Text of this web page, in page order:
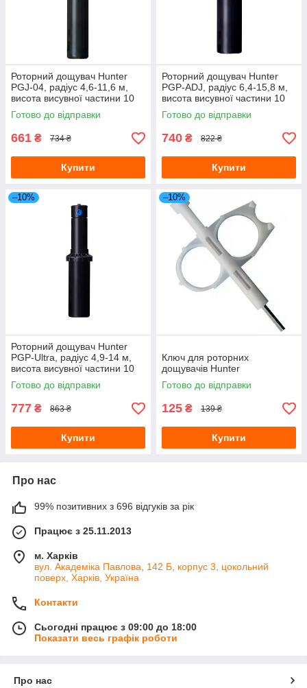
Роторний дощувач Hunter
PGJ-04, радіус 4,6-11,6 м,
висота висувної частини 10
см
Готово до відправки
661 ₴ 734 ₴
Купити
Роторний дощувач Hunter
PGP-ADJ, радіус 6,4-15,8 м,
висота висувної частини 10
см
Готово до відправки
740 ₴ 822 ₴
Купити
–10%
Роторний дощувач Hunter
PGP-Ultra, радіус 4,9-14 м,
висота висувної частини 10
см
Готово до відправки
777 ₴ 863 ₴
Купити
–10%
Ключ для роторних
дощувачів Hunter
Готово до відправки
125 ₴ 139 ₴
Купити
Про нас
99% позитивних з 696 відгуків за рік
Працює з 25.11.2013
м. Харків
вул. Академіка Павлова, 142 Б, корпус 3, цокольний
поверх, Харків, Україна
Контакти
Сьогодні працює з 09:00 до 18:00
Показати весь графік роботи
Про нас